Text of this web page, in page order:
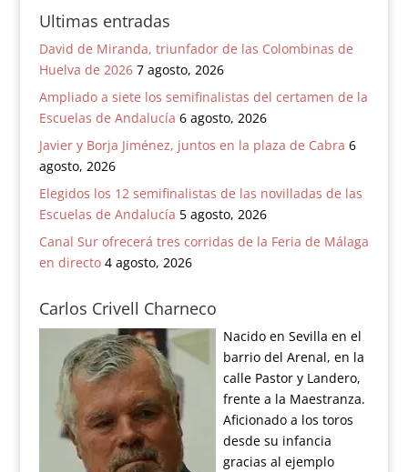
Ultimas entradas
David de Miranda, triunfador de las Colombinas de
Huelva de 2026 7 agosto, 2026
Ampliado a siete los semifinalistas del certamen de la
Escuelas de Andalucía 6 agosto, 2026
Javier y Borja Jiménez, juntos en la plaza de Cabra 6
agosto, 2026
Elegidos los 12 semifinalistas de las novilladas de las
Escuelas de Andalucía 5 agosto, 2026
Canal Sur ofrecerá tres corridas de la Feria de Málaga
en directo 4 agosto, 2026
Carlos Crivell Charneco
Nacido en Sevilla en el
barrio del Arenal, en la
calle Pastor y Landero,
frente a la Maestranza.
Aficionado a los toros
desde su infancia
gracias al ejemplo